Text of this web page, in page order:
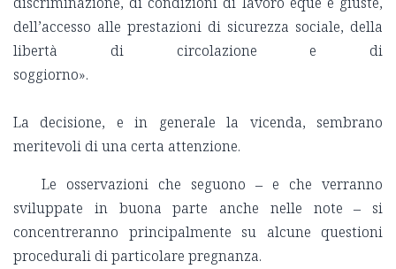
Le osservazioni che seguono ‒ e che verranno
sviluppate in buona parte anche nelle note ‒ si
concentreranno principalmente su alcune questioni
procedurali di particolare pregnanza.